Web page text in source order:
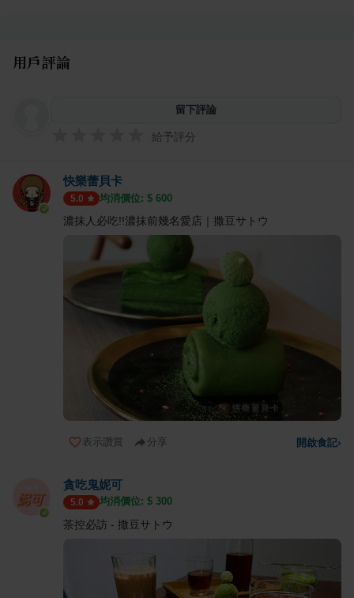
用戶評論
留下評論
給予評分
快樂蕾貝卡
5.0 均消價位: $ 600
濃抹人必吃!!濃抹前幾名愛店｜撒豆サトウ
表示讚賞 分享 開啟食記›
貪吃鬼妮可
5.0 均消價位: $ 300
茶控必訪 - 撒豆サトウ